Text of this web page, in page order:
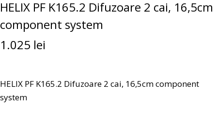
HELIX PF K165.2 Difuzoare 2 cai, 16,5cm
component system
1.025 lei
HELIX PF K165.2 Difuzoare 2 cai, 16,5cm component
system